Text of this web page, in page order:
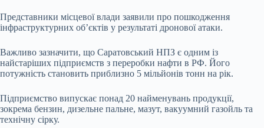
Представники місцевої влади заявили про пошкодження
інфраструктурних об’єктів у результаті дронової атаки.
Важливо зазначити, що Саратовський НПЗ є одним із
найстаріших підприємств з переробки нафти в РФ. Його
потужність становить приблизно 5 мільйонів тонн на рік.
Підприємство випускає понад 20 найменувань продукції,
зокрема бензин, дизельне пальне, мазут, вакуумний газойль та
технічну сірку.